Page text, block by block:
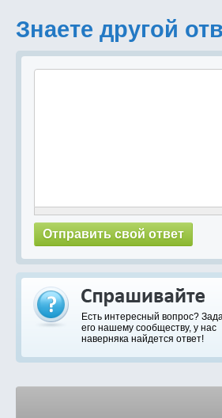
Знаете другой
Есть интересный вопрос?
его нашему сообществу, у нас
наверняка найдется ответ!